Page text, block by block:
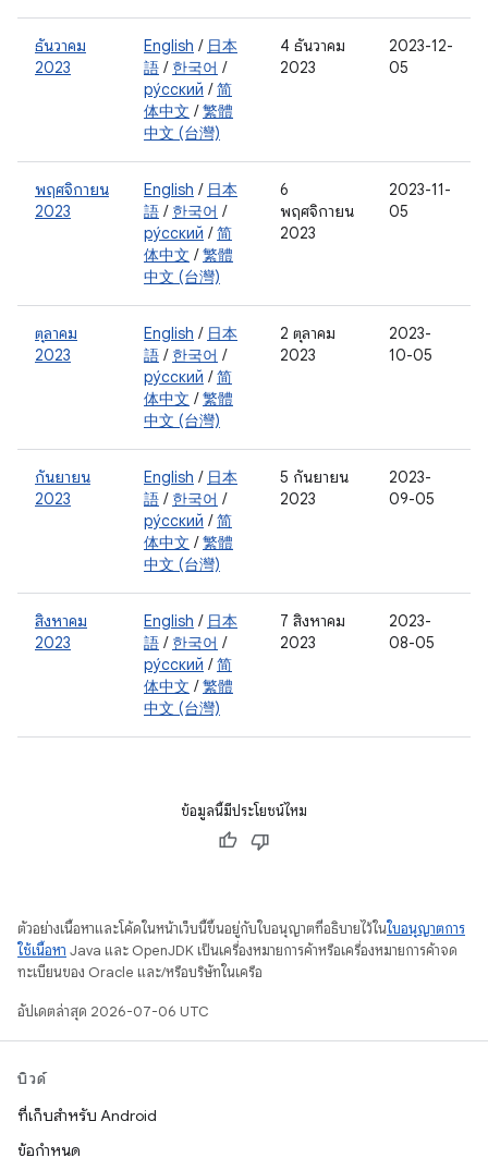
ธันวาคม
2023
English / 日本
語 / 한국어 /
ру́сский /简
体中文 /繁體
中文 (台灣)
4 ธันวาคม
2023
2023-12-
05
พฤศจิกายน
2023
English / 日本
語 / 한국어 /
ру́сский /简
体中文 /繁體
中文 (台灣)
6
พฤศจิกายน
2023
2023-11-
05
ตุลาคม
2023
English / 日本
語 / 한국어 /
ру́сский /简
体中文 /繁體
中文 (台灣)
2 ตุลาคม
2023
2023-
10-05
กันยายน
2023
English / 日本
語 / 한국어 /
ру́сский /简
体中文 /繁體
中文 (台灣)
5 กันยายน
2023
2023-
09-05
สิงหาคม
2023
English / 日本
語 / 한국어 /
ру́сский /简
体中文 /繁體
中文 (台灣)
7 สิงหาคม
2023
2023-
08-05
ข้อมูลนี้มีประโยชน์ไหม
ตัวอย่างเนื้อหาและโค้ดในหน้าเว็บนี้ขึ้นอยู่กับใบอนุญาตที่อธิบายไว้ในใบอนุญาตการ
ใช้เนื้อหา Java และ OpenJDK เป็นเครื่องหมายการค้าหรือเครื่องหมายการค้าจด
ทะเบียนของ Oracle และ/หรือบริษัทในเครือ
อัปเดตล่าสุด 2026-07-06 UTC
บิวด์
ที่เก็บสำหรับ Android
ข้อกำหนด